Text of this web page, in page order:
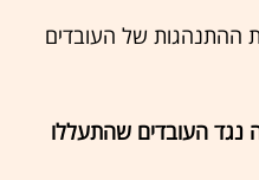
ההתנהגות של העובדים
נגד העובדים שהתעללו